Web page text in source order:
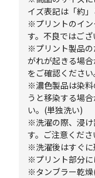
イズ表記は「約
※プリントのイン
す。不良ではござ
※プリント製品の
がれが起きる場
をご確認ください
※濃色製品は染料
うと移染する場
い。(単独洗い)
※洗濯の際、浸け
す。ご注意くださ
※洗濯後はすぐに
※プリント部分に
※タンブラー乾燥